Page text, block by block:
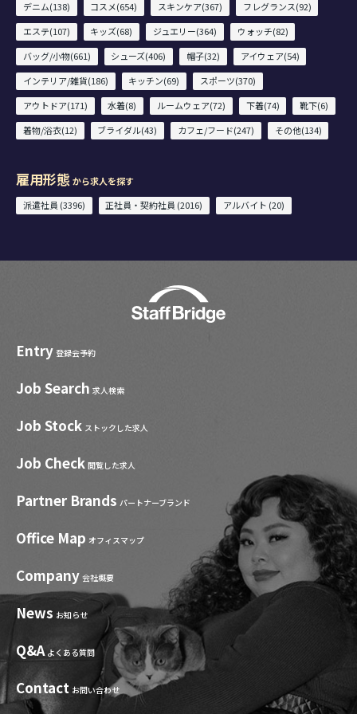
デニム(138) コスメ(654) スキンケア(367)
フレグランス(92)
エステ(107)
キッズ(68) ジュエリー(364)
ウォッチ(82)
バッグ/小物(661)
シューズ(406) 帽子(32)
アイウェア(54)
インテリア/雑貨(186)
キッチン(69)
スポーツ(370)
アウトドア(171)
水着(8) ルームウェア(72) 下着(74)
靴下(6)
着物/浴衣(12)
ブライダル(43) カフェ/フード(247) その他(134)
雇用形態 から求人を探す
派遣社員 (3396)
正社員・契約社員 (2016) アルバイト (20)
Entry 登録会予約
Job Search 求人検索
Job Stock ストックした求人
Job Check 閲覧した求人
Partner Brands パートナーブランド
Office Map オフィスマップ
Company 会社概要
News お知らせ
Q&A よくある質問
Contact お問い合わせ